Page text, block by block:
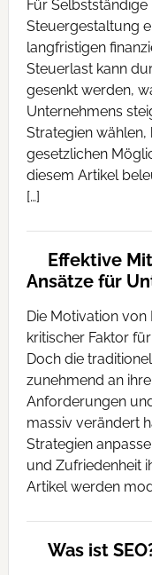
Für
Steuergestaltung
langfristigen
Steuerlast kann
gesenkt werden,
Unternehmens
Strategien wählen,
gesetzlichen
diesem Artikel
[…]
Effektive
Ansätze für
Die Motivation
kritischer Faktor
Doch die
zunehmend an
Anforderungen
massiv verändert
Strategien
und Zufriedenheit
Artikel werden
Was ist